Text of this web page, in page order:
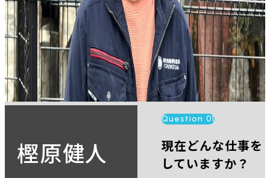
樫原健人
Question 01
現在どんな仕事を
していますか？